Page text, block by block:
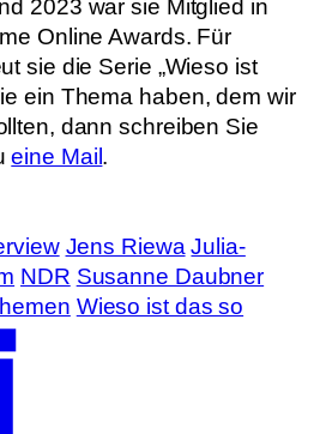
2023 war sie Mitglied in
Online Awards. Für
sie die Serie „Wieso ist
ein Thema haben, dem wir
dann schreiben Sie
eine Mail .
Jens Riewa Julia-
NDR Susanne Daubner
Wieso ist das so